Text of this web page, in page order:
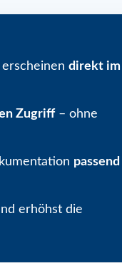
direkt im
Zugriff– ohne
passend
erhöhst die